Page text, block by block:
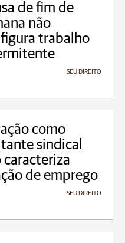
de fim de
não
trabalho
SEU DIREITO
como
sindical
caracteriza
de emprego
SEU DIREITO